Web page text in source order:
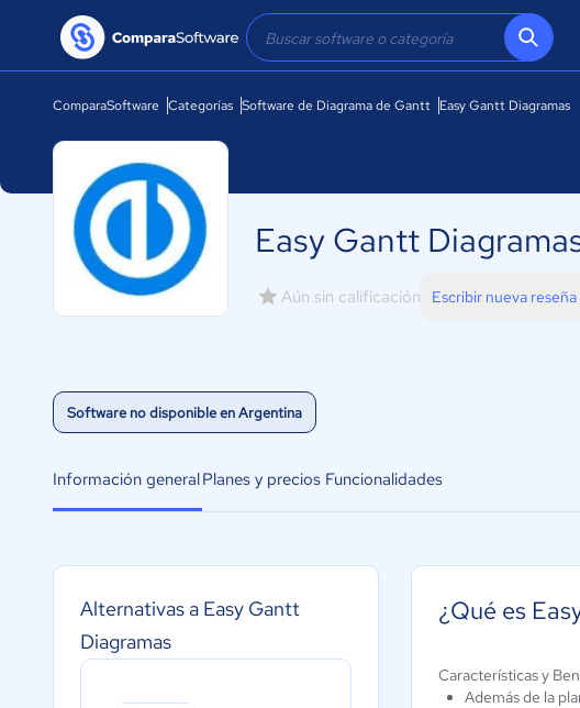
ComparaSoftware Categorías Software de Diagrama de Gantt Easy Gantt Diagramas
Easy Gantt
Aún sin calificación Escribir nueva reseña
Software no disponible en Argentina
Información generalPlanes y precios Funcionalidades
Alternativas a Easy Gantt
Diagramas
¿Qué es
Características y
Además de la